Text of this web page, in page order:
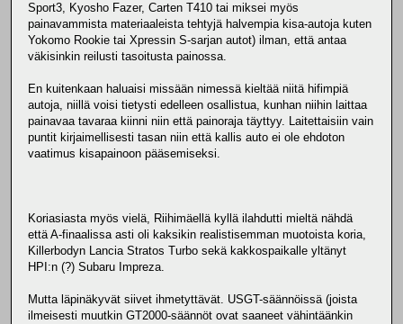
Sport3, Kyosho Fazer, Carten T410 tai miksei myös
painavammista materiaaleista tehtyjä halvempia kisa-autoja kuten
Yokomo Rookie tai Xpressin S-sarjan autot) ilman, että antaa
väkisinkin reilusti tasoitusta painossa.
En kuitenkaan haluaisi missään nimessä kieltää niitä hifimpiä
autoja, niillä voisi tietysti edelleen osallistua, kunhan niihin laittaa
painavaa tavaraa kiinni niin että painoraja täyttyy. Laitettaisiin vain
puntit kirjaimellisesti tasan niin että kallis auto ei ole ehdoton
vaatimus kisapainoon pääsemiseksi.
Koriasiasta myös vielä, Riihimäellä kyllä ilahdutti mieltä nähdä
että A-finaalissa asti oli kaksikin realistisemman muotoista koria,
Killerbodyn Lancia Stratos Turbo sekä kakkospaikalle yltänyt
HPI:n (?) Subaru Impreza.
Mutta läpinäkyvät siivet ihmetyttävät. USGT-säännöissä (joista
ilmeisesti muutkin GT2000-säännöt ovat saaneet vähintäänkin